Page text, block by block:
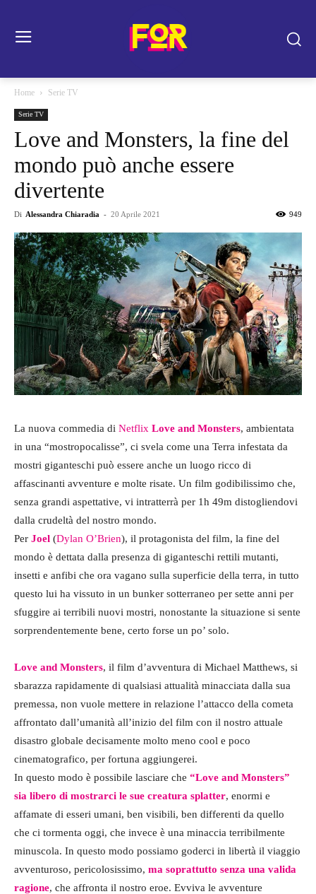
Home Serie TV
Serie TV
Love and Monsters, la fine del
mondo può anche essere
divertente
Di Alessandra Chiaradia - 20 Aprile 2021 949
La nuova commedia di Netflix Love and Monsters, ambientata
in una “mostropocalisse”, ci svela come una Terra infestata da
mostri giganteschi può essere anche un luogo ricco di
affascinanti avventure e molte risate. Un film godibilissimo che,
senza grandi aspettative, vi intratterrà per 1h 49m distogliendovi
dalla crudeltà del nostro mondo.
Per Joel (Dylan O’Brien), il protagonista del film, la fine del
mondo è dettata dalla presenza di giganteschi rettili mutanti,
insetti e anfibi che ora vagano sulla superficie della terra, in tutto
questo lui ha vissuto in un bunker sotterraneo per sette anni per
sfuggire ai terribili nuovi mostri, nonostante la situazione si sente
sorprendentemente bene, certo forse un po’ solo.
Love and Monsters, il film d’avventura di Michael Matthews, si
sbarazza rapidamente di qualsiasi attualità minacciata dalla sua
premessa, non vuole mettere in relazione l’attacco della cometa
affrontato dall’umanità all’inizio del film con il nostro attuale
disastro globale decisamente molto meno cool e poco
cinematografico, per fortuna aggiungerei.
In questo modo è possibile lasciare che “Love and Monsters”
sia libero di mostrarci le sue creatura splatter, enormi e
affamate di esseri umani, ben visibili, ben differenti da quello
che ci tormenta oggi, che invece è una minaccia terribilmente
minuscola. In questo modo possiamo goderci in libertà il viaggio
avventuroso, pericolosissimo, ma soprattutto senza una valida
ragione, che affronta il nostro eroe. Evviva le avventure